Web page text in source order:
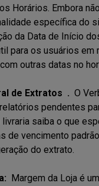
Horários. Embora
específica do
da Data de Início
para os usuários em
outras datas no
de Extratos . O
pendentes
saiba o que
de vencimento
do extrato.
Margem da Loja é